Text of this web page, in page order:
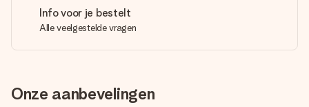
Info voor je bestelt
Alle veelgestelde vragen
Onze aanbevelingen